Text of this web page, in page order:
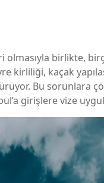
olmasıyla birlikte,
kaçak
Bu sorunlara
girişlere vize